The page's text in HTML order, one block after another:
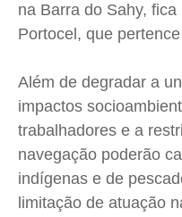
na Barra do Sahy,
Portocel, que
Além de degradar a
impactos
trabalhadores e a
navegação poderão
indígenas e de
limitação de atuação